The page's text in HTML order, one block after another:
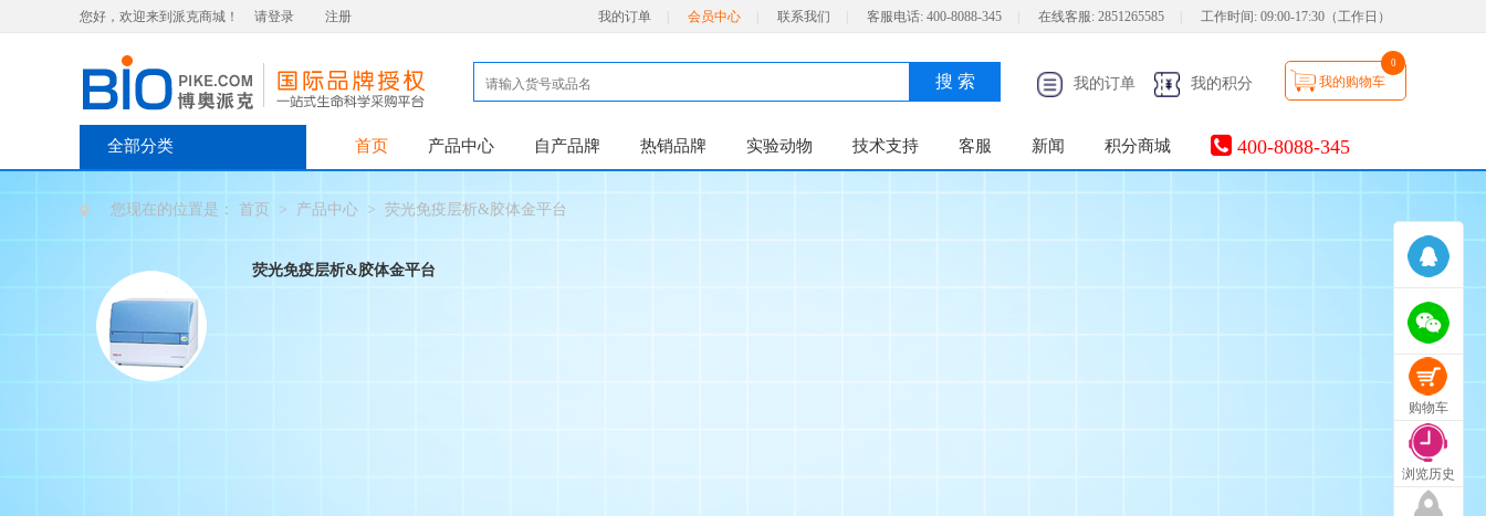
您好，欢迎来到派克商城！ 请登录 注册 我的订单 会员中心 联系我们 客服电话: 400-8088-345 在线客服: 2851265585 工作时间: 09:00-17:30（工作日）
搜 索 我的订单 我的积分 我的购物车
0
全部分类 首页 产品中心 自产品牌 热销品牌 实验动物 技术支持 客服 新闻 积分商城 400-8088-345
您现在的位置是： 首页 > 产品中心 > 荧光免疫层析&胶体金平台
荧光免疫层析&胶体金平台
购物车
浏览历史